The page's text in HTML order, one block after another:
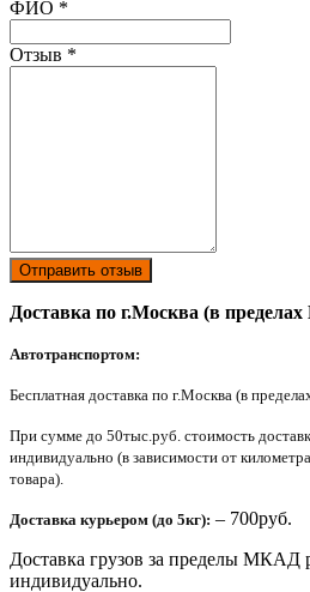
Ваш отзыв был отправлен!
ФИО *
Отзыв *
Отправить отзыв
Доставка по г.Москва (в
Автотранспортом:
Бесплатная доставка по г.Москва (в
При сумме до 50тыс.руб. стоимость
индивидуально (в зависимости от
товара).
Доставка курьером (до 5кг): – 700руб.
Доставка грузов за пределы МКАД
индивидуально.